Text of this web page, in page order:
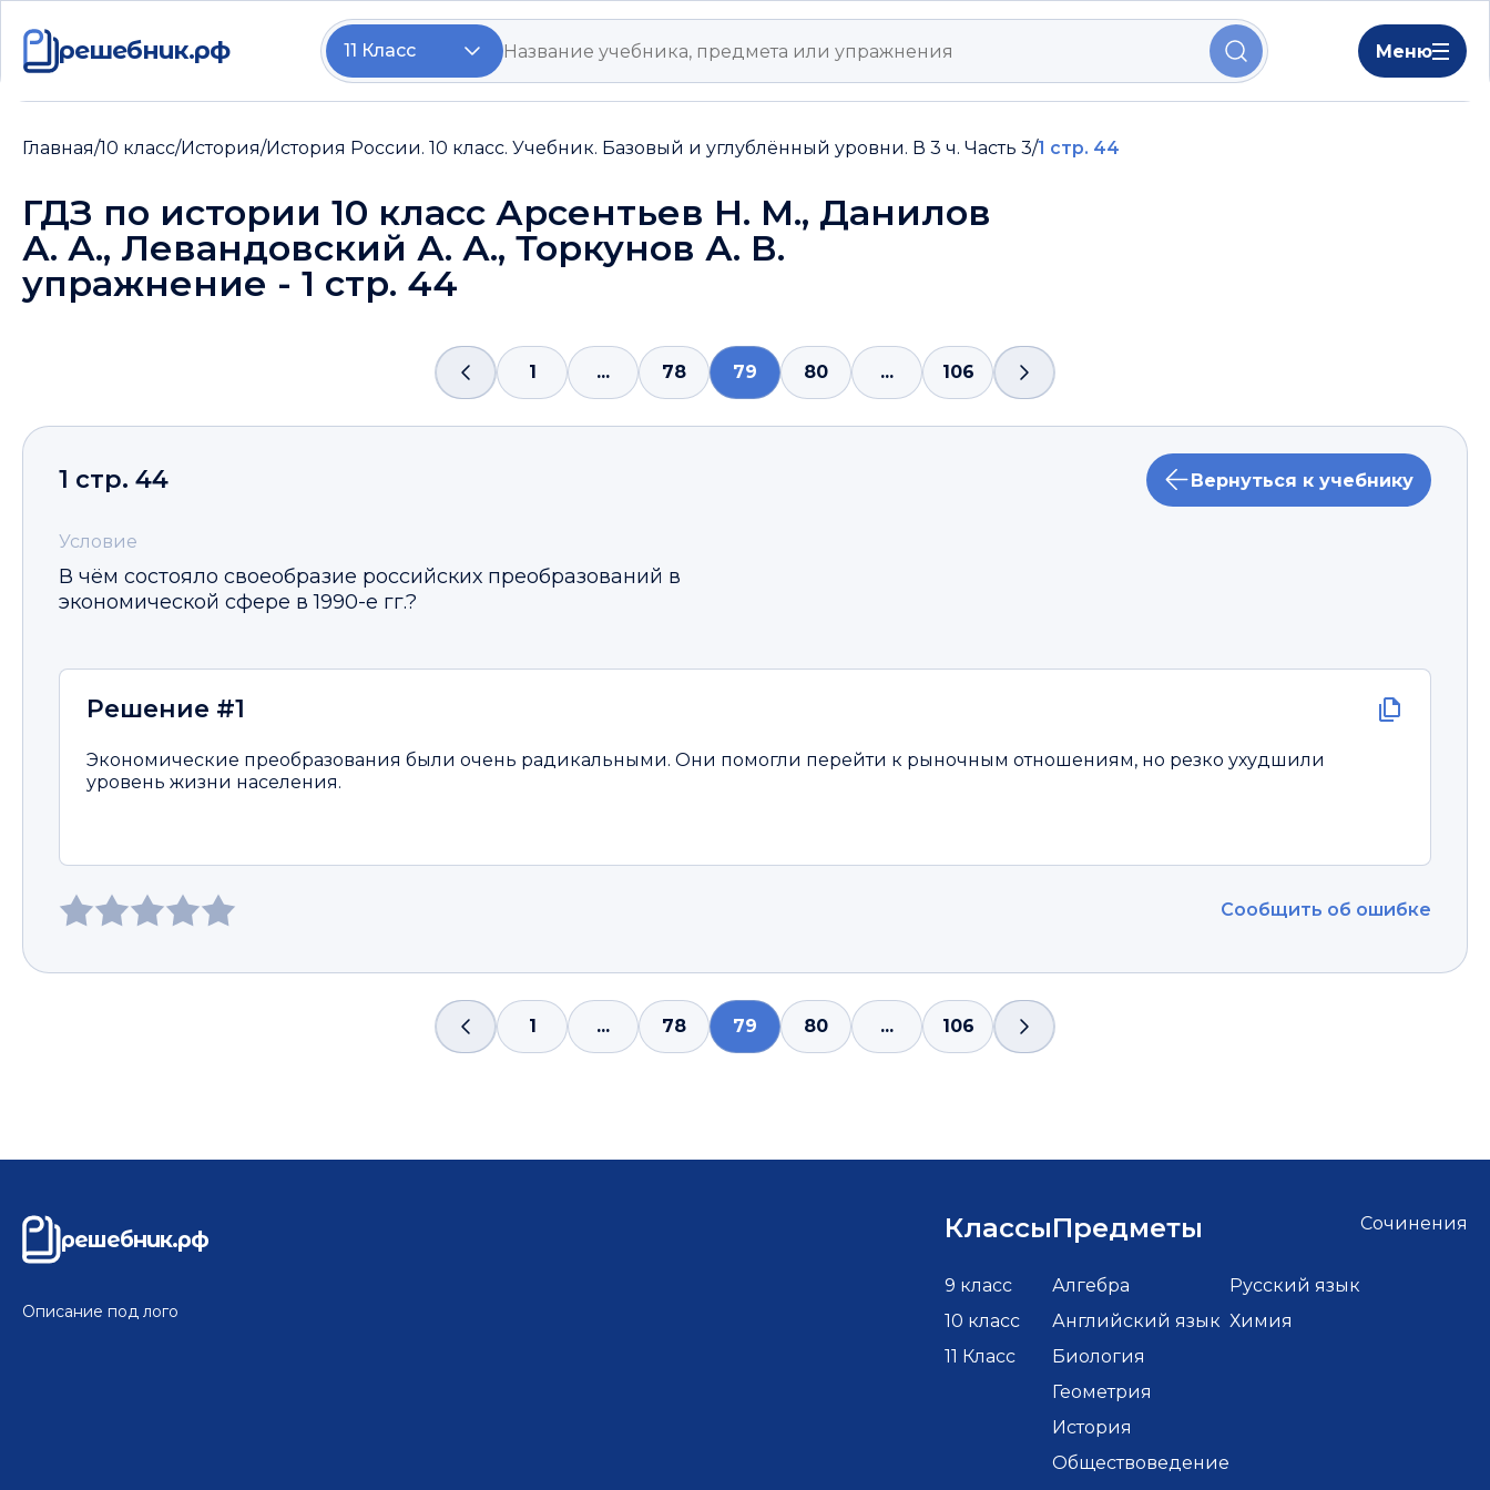
решебник.рф 11 Класс Меню
Главная/10 класс/История/История России. 10 класс. Учебник. Базовый и углублённый уровни. В 3 ч. Часть 3/1 стр. 44
ГДЗ по истории 10 класс Арсентьев Н. М., Данилов
А. А., Левандовский А. А., Торкунов А. В.
упражнение - 1 стр. 44
1 ... 78 79 80 ... 106
1 стр. 44 Вернуться к учебнику
Условие
В чём состояло своеобразие российских преобразований в
экономической сфере в 1990-е гг.?
Решение #1
Экономические преобразования были очень радикальными. Они помогли перейти к рыночным отношениям, но резко ухудшили
уровень жизни населения.
Сообщить об ошибке
1 ... 78 79 80 ... 106
решебник.рф
Описание под лого
Классы
9 класс
10 класс
11 Класс
Предметы
Алгебра
Английский язык
Биология
Геометрия
История
Обществоведение
Русский язык
Химия
Сочинения